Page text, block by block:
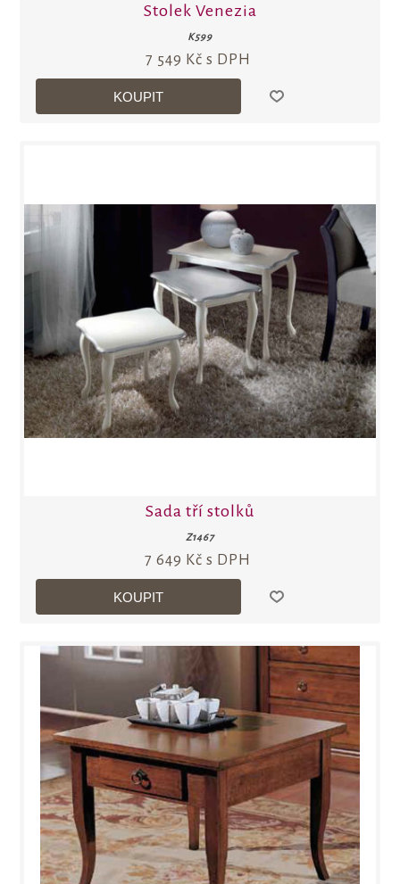
Stolek Venezia
K599
7 549 Kč s DPH
Sada tří stolků
Z1467
7 649 Kč s DPH